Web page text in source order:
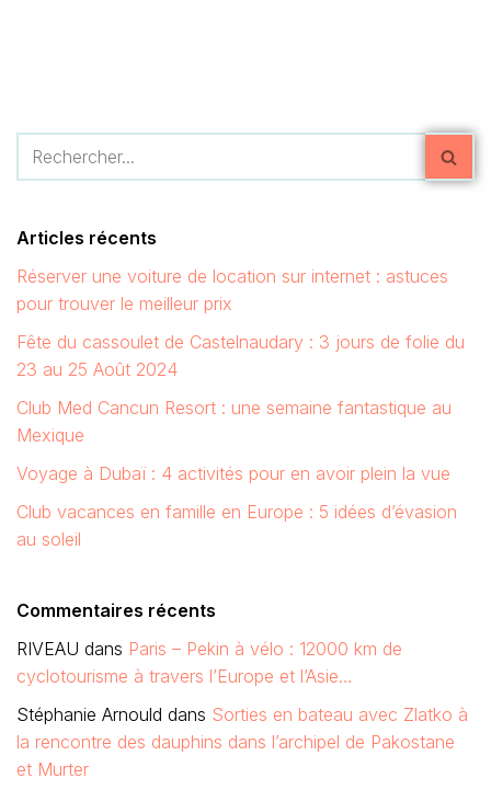
Articles récents
Réserver une voiture de location sur internet : astuces
pour trouver le meilleur prix
Fête du cassoulet de Castelnaudary : 3 jours de folie du
23 au 25 Août 2024
Club Med Cancun Resort : une semaine fantastique au
Mexique
Voyage à Dubaï : 4 activités pour en avoir plein la vue
Club vacances en famille en Europe : 5 idées d’évasion
au soleil
Commentaires récents
RIVEAU dans Paris – Pekin à vélo : 12000 km de
cyclotourisme à travers l’Europe et l’Asie…
Stéphanie Arnould dans Sorties en bateau avec Zlatko à
la rencontre des dauphins dans l’archipel de Pakostane
et Murter